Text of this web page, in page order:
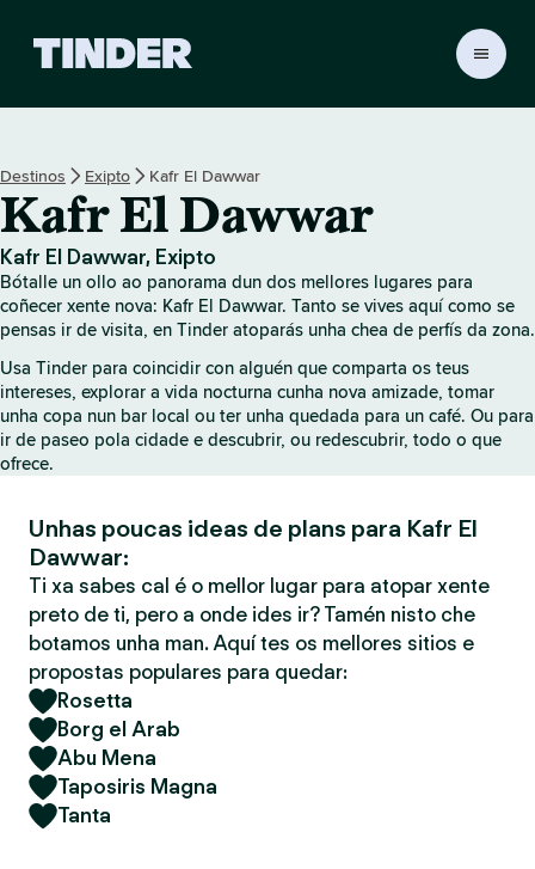
r
H
o
m
e
Destinos Exipto Kafr El Dawwar
Kafr El Dawwar
Kafr El Dawwar, Exipto
Bótalle un ollo ao panorama dun dos mellores lugares para
coñecer xente nova: Kafr El Dawwar. Tanto se vives aquí como se
pensas ir de visita, en Tinder atoparás unha chea de perfís da zona.
Usa Tinder para coincidir con alguén que comparta os teus
intereses, explorar a vida nocturna cunha nova amizade, tomar
unha copa nun bar local ou ter unha quedada para un café. Ou para
ir de paseo pola cidade e descubrir, ou redescubrir, todo o que
ofrece.
Unhas poucas ideas de plans para Kafr El
Dawwar:
Ti xa sabes cal é o mellor lugar para atopar xente
preto de ti, pero a onde ides ir? Tamén nisto che
botamos unha man. Aquí tes os mellores sitios e
propostas populares para quedar:
Rosetta
Borg el Arab
Abu Mena
Taposiris Magna
Tanta